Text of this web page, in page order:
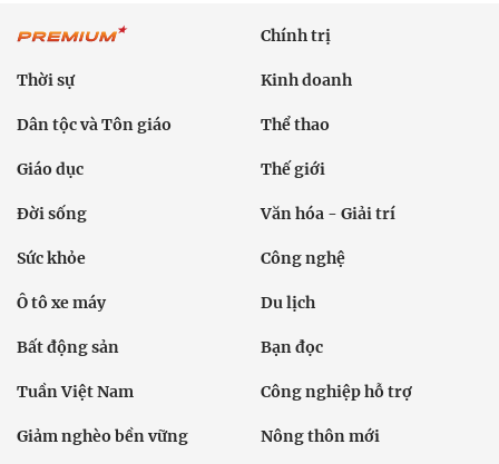
Chính trị
Thời sự Kinh doanh
Dân tộc và Tôn giáo Thể thao
Giáo dục Thế giới
Đời sống Văn hóa - Giải trí
Sức khỏe Công nghệ
Ô tô xe máy Du lịch
Bất động sản Bạn đọc
Tuần Việt Nam Công nghiệp hỗ trợ
Giảm nghèo bền vững Nông thôn mới